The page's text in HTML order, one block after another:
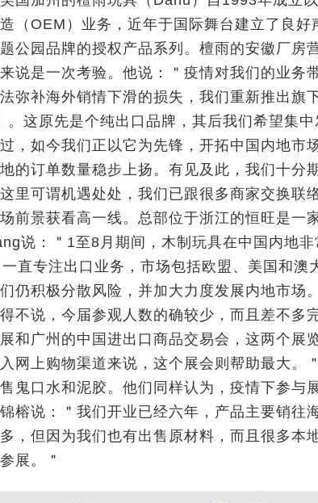
（OEM）业务，近年于国际舞台建立了良好
公园品牌的授权产品系列。檀雨的安徽厂房
说是一次考验。他说：＂疫情对我们的业务
弥补海外销情下滑的损失，我们重新推出旗
。这原先是个纯出口品牌，其后我们希望集
，如今我们正以它为先锋，开拓中国内地市
的订单数量稳步上扬。有见及此，我们十分
里可谓机遇处处，我们已跟很多商家交换联
前景获看高一线。总部位于浙江的恒旺是一
说：＂1至8月期间，木制玩具在中国内地
直专注出口业务，市场包括欧盟、美国和澳
仍积极分散风险，并加大力度发展内地市场
不说，今届参观人数的确较少，而且差不多
和广州的中国进出口商品交易会，这两个展
网上购物渠道来说，这个展会则帮助最大。
鬼口水和泥胶。他们同样认为，疫情下参与
榕说：＂我们开业已经六年，产品主要销往
，但因为我们也有出售原材料，而且很多本
展。＂